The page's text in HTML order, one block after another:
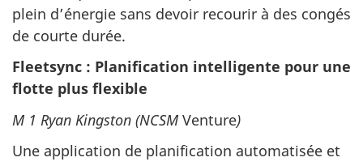
plein d’énergie sans devoir recourir à des congés
de courte durée.
Fleetsync : Planification intelligente pour une
flotte plus flexible
M 1 Ryan Kingston (NCSM Venture)
Une application de planification automatisée et